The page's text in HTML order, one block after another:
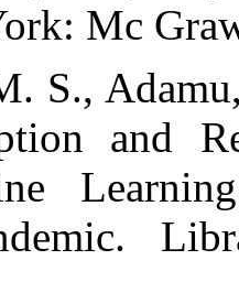
edition.
31.
(2021).
Towards
Covid-19